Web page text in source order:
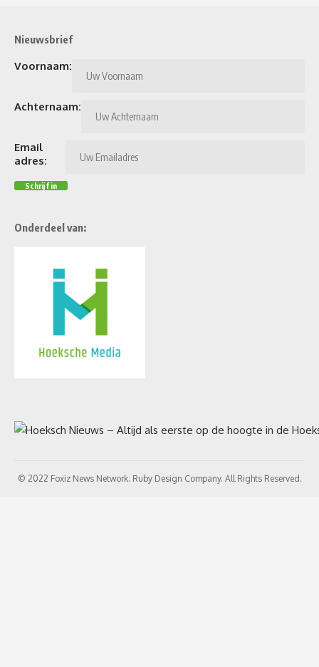
Nieuwsbrief
Voornaam:
Achternaam:
Email
adres:
Onderdeel van:
© 2022 Foxiz News Network. Ruby Design Company. All Rights Reserved.